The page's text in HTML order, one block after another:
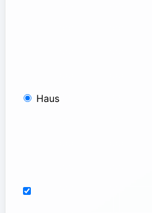
Haus